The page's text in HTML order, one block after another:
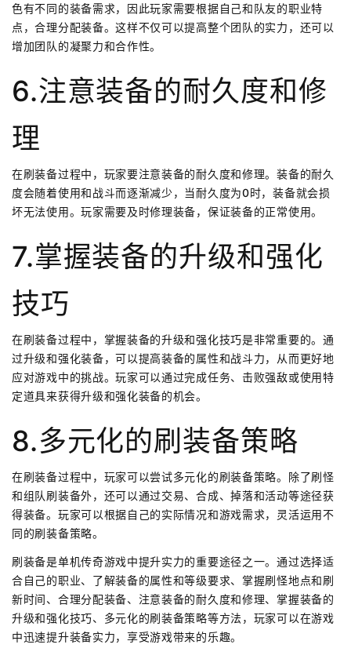
色有不同的装备需求，因此玩家需要根据自己和队友的职业特
点，合理分配装备。这样不仅可以提高整个团队的实力，还可以
增加团队的凝聚力和合作性。
6.注意装备的耐久度和修
理
在刷装备过程中，玩家要注意装备的耐久度和修理。装备的耐久
度会随着使用和战斗而逐渐减少，当耐久度为0时，装备就会损
坏无法使用。玩家需要及时修理装备，保证装备的正常使用。
7.掌握装备的升级和强化
技巧
在刷装备过程中，掌握装备的升级和强化技巧是非常重要的。通
过升级和强化装备，可以提高装备的属性和战斗力，从而更好地
应对游戏中的挑战。玩家可以通过完成任务、击败强敌或使用特
定道具来获得升级和强化装备的机会。
8.多元化的刷装备策略
在刷装备过程中，玩家可以尝试多元化的刷装备策略。除了刷怪
和组队刷装备外，还可以通过交易、合成、掉落和活动等途径获
得装备。玩家可以根据自己的实际情况和游戏需求，灵活运用不
同的刷装备策略。
刷装备是单机传奇游戏中提升实力的重要途径之一。通过选择适
合自己的职业、了解装备的属性和等级要求、掌握刷怪地点和刷
新时间、合理分配装备、注意装备的耐久度和修理、掌握装备的
升级和强化技巧、多元化的刷装备策略等方法，玩家可以在游戏
中迅速提升装备实力，享受游戏带来的乐趣。